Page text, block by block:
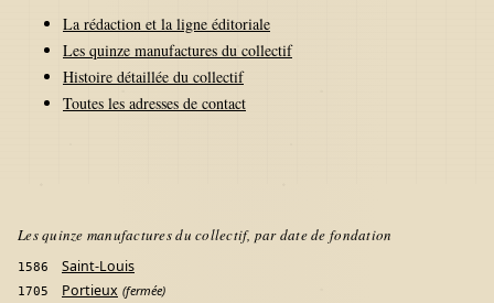
La rédaction et la ligne éditoriale
Les quinze manufactures du collectif
Histoire détaillée du collectif
Toutes les adresses de contact
Les quinze manufactures du collectif, par date de fondation
1586 Saint-Louis
1705 Portieux (fermée)